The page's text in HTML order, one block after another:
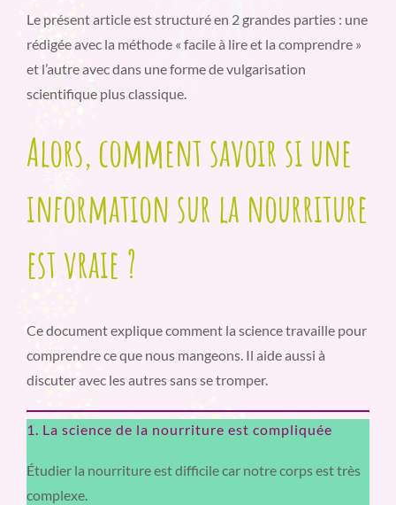
Le présent article est structuré en 2 grandes parties : une
rédigée avec la méthode « facile à lire et la comprendre »
et l’autre avec dans une forme de vulgarisation
scientifique plus classique.
Alors, comment savoir si une
information sur la nourriture
est vraie ?
Ce document explique comment la science travaille pour
comprendre ce que nous mangeons. Il aide aussi à
discuter avec les autres sans se tromper.
1. La science de la nourriture est compliquée
Étudier la nourriture est difficile car notre corps est très
complexe.